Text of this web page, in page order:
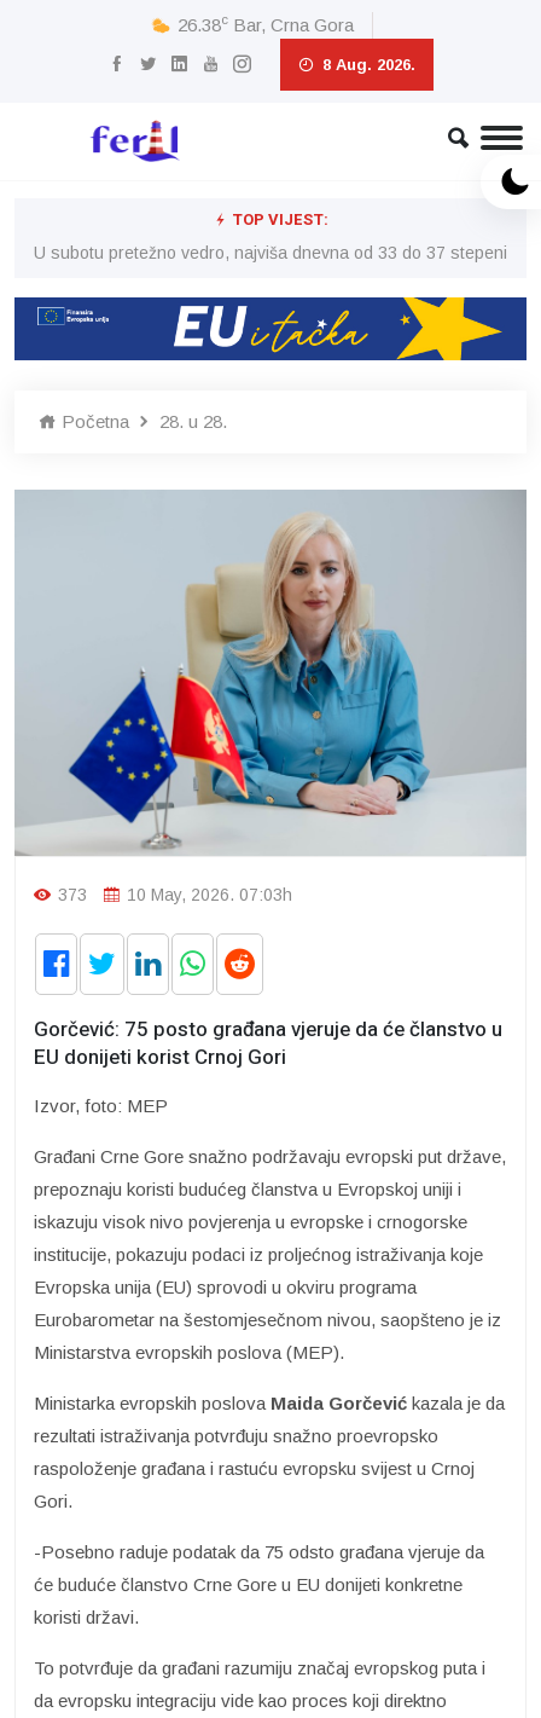
26.38c Bar, Crna Gora
8 Aug. 2026.
TOP VIJEST:
U subotu pretežno vedro, najviša dnevna od 33 do 37 stepeni
Početna 28. u 28.
373 10 May, 2026. 07:03h
Gorčević: 75 posto građana vjeruje da će članstvo u
EU donijeti korist Crnoj Gori
Izvor, foto: MEP
Građani Crne Gore snažno podržavaju evropski put države,
prepoznaju koristi budućeg članstva u Evropskoj uniji i
iskazuju visok nivo povjerenja u evropske i crnogorske
institucije, pokazuju podaci iz proljećnog istraživanja koje
Evropska unija (EU) sprovodi u okviru programa
Eurobarometar na šestomjesečnom nivou, saopšteno je iz
Ministarstva evropskih poslova (MEP).
Ministarka evropskih poslova Maida Gorčević kazala je da
rezultati istraživanja potvrđuju snažno proevropsko
raspoloženje građana i rastuću evropsku svijest u Crnoj
Gori.
-Posebno raduje podatak da 75 odsto građana vjeruje da
će buduće članstvo Crne Gore u EU donijeti konkretne
koristi državi.
To potvrđuje da građani razumiju značaj evropskog puta i
da evropsku integraciju vide kao proces koji direktno